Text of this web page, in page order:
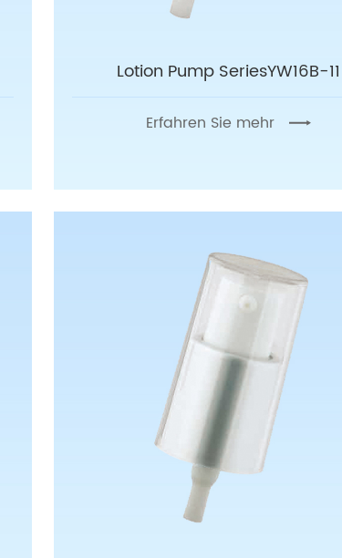
Lotion Pump SeriesYW16B-11
Erfahren Sie mehr